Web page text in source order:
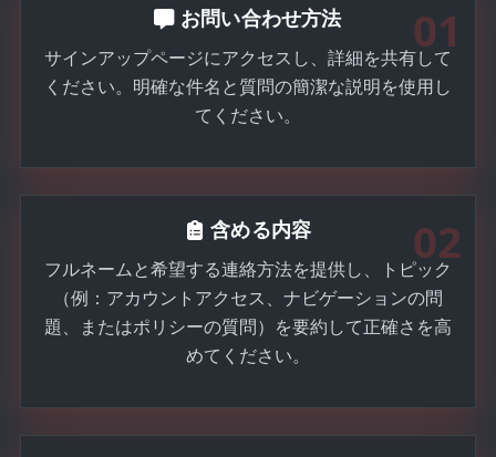
01
お問い合わせ方法
サインアップページにアクセスし、詳細を共有して
ください。明確な件名と質問の簡潔な説明を使用し
てください。
02
含める内容
フルネームと希望する連絡方法を提供し、トピック
（例：アカウントアクセス、ナビゲーションの問
題、またはポリシーの質問）を要約して正確さを高
めてください。